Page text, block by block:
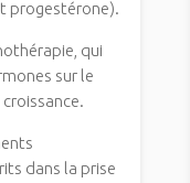
progestérone).
qui
sur le
dans la prise